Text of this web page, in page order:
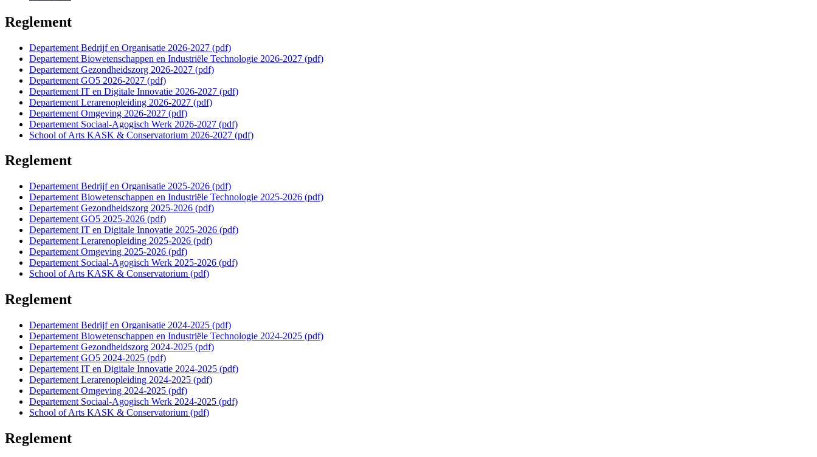
Reglement
Departement Bedrijf en Organisatie 2026-2027 (pdf)
Departement Biowetenschappen en Industriële Technologie 2026-2027 (pdf)
Departement Gezondheidszorg 2026-2027 (pdf)
Departement GO5 2026-2027 (pdf)
Departement IT en Digitale Innovatie 2026-2027 (pdf)
Departement Lerarenopleiding 2026-2027 (pdf)
Departement Omgeving 2026-2027 (pdf)
Departement Sociaal-Agogisch Werk 2026-2027 (pdf)
School of Arts KASK & Conservatorium 2026-2027 (pdf)
Reglement
Departement Bedrijf en Organisatie 2025-2026 (pdf)
Departement Biowetenschappen en Industriële Technologie 2025-2026 (pdf)
Departement Gezondheidszorg 2025-2026 (pdf)
Departement GO5 2025-2026 (pdf)
Departement IT en Digitale Innovatie 2025-2026 (pdf)
Departement Lerarenopleiding 2025-2026 (pdf)
Departement Omgeving 2025-2026 (pdf)
Departement Sociaal-Agogisch Werk 2025-2026 (pdf)
School of Arts KASK & Conservatorium (pdf)
Reglement
Departement Bedrijf en Organisatie 2024-2025 (pdf)
Departement Biowetenschappen en Industriële Technologie 2024-2025 (pdf)
Departement Gezondheidszorg 2024-2025 (pdf)
Departement GO5 2024-2025 (pdf)
Departement IT en Digitale Innovatie 2024-2025 (pdf)
Departement Lerarenopleiding 2024-2025 (pdf)
Departement Omgeving 2024-2025 (pdf)
Departement Sociaal-Agogisch Werk 2024-2025 (pdf)
School of Arts KASK & Conservatorium (pdf)
Reglement